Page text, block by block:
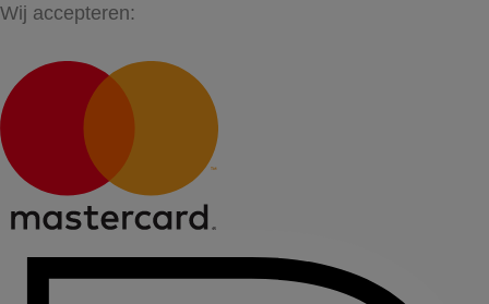
Wij accepteren: